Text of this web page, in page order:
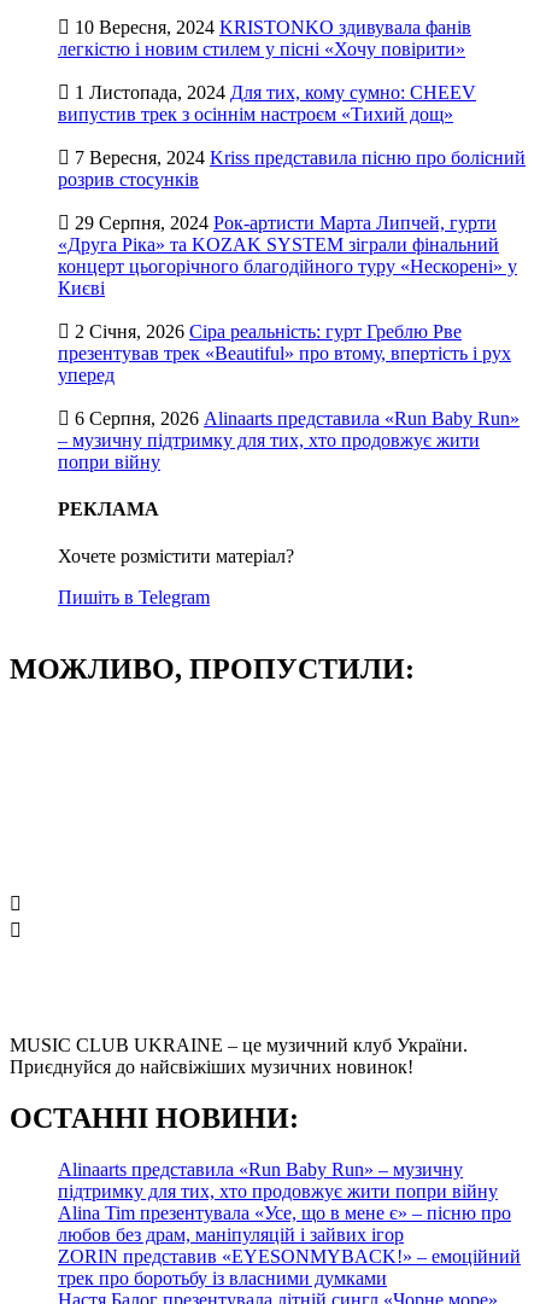
10 Вересня, 2024 KRISTONKO здивувала фанів
легкістю і новим стилем у пісні «Хочу повірити»
1 Листопада, 2024 Для тих, кому сумно: CHEEV
випустив трек з осіннім настроєм «Тихий дощ»
7 Вересня, 2024 Kriss представила пісню про болісний
розрив стосунків
29 Серпня, 2024 Рок-артисти Марта Липчей, гурти
«Друга Ріка» та KOZAK SYSTEM зіграли фінальний
концерт цьогорічного благодійного туру «Нескорені» у
Києві
2 Січня, 2026 Сіра реальність: гурт Греблю Рве
презентував трек «Beautiful» про втому, впертість і рух
уперед
6 Серпня, 2026 Alinaarts представила «Run Baby Run»
– музичну підтримку для тих, хто продовжує жити
попри війну
РЕКЛАМА
Хочете розмістити матеріал?
Пишіть в Telegram
МОЖЛИВО, ПРОПУСТИЛИ:
MUSIC CLUB UKRAINE – це музичний клуб України.
Приєднуйся до найсвіжіших музичних новинок!
ОСТАННІ НОВИНИ:
Alinaarts представила «Run Baby Run» – музичну
підтримку для тих, хто продовжує жити попри війну
Alina Tim презентувала «Усе, що в мене є» – пісню про
любов без драм, маніпуляцій і зайвих ігор
ZORIN представив «EYESONMYBACK!» – емоційний
трек про боротьбу із власними думками
Настя Балог презентувала літній сингл «Чорне море»